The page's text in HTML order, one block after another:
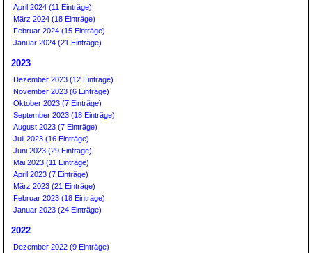
April 2024 (11 Einträge)
März 2024 (18 Einträge)
Februar 2024 (15 Einträge)
Januar 2024 (21 Einträge)
2023
Dezember 2023 (12 Einträge)
November 2023 (6 Einträge)
Oktober 2023 (7 Einträge)
September 2023 (18 Einträge)
August 2023 (7 Einträge)
Juli 2023 (16 Einträge)
Juni 2023 (29 Einträge)
Mai 2023 (11 Einträge)
April 2023 (7 Einträge)
März 2023 (21 Einträge)
Februar 2023 (18 Einträge)
Januar 2023 (24 Einträge)
2022
Dezember 2022 (9 Einträge)